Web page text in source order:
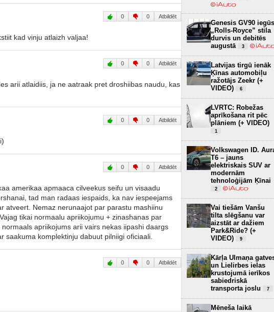
0 0 Atbildēt
kad vinju atlaizh valjaa!
0 0 Atbildēt
arii atlaidiis, ja ne aatraak pret droshiibas naudu, kas
0 0 Atbildēt
0 0 Atbildēt
amerikaa apmaaca cilveekus seifu un visaadu
tad man radaas iespaids, ka nav iespeejams
atveert. Nemaz nerunaajot par parastu mashiinu
tikai normaalu apriikojumu + zinashanas par
apriikojums arii vairs nekas iipashi daargs
saakuma komplektinju dabuut pilniigi oficiaali.
0 0 Atbildēt
Genesis GV90 iegūs
„Rolls-Royce” stila
durvis un debitēs
augustā
3
Latvijas tirgū ienāk
Ķīnas automobiļu
ražotājs Zeekr (+
VIDEO)
6
LVRTC: Robežas
aprīkošana rit pēc
plāniem (+ VIDEO)
1
Volkswagen ID.
T6 – jauns
elektriskais SUV ar
modernām
tehnoloģijām Ķīnai
2
Vai tiešām Vanšu
tilta slēgšanu var
aizstāt ar dažiem
Park&Ride? (+
VIDEO)
9
Kārļa Ulmaņa
un Lielirbes ielas
krustojumā ierīkos
sabiedriskā
transporta joslu
7
Mēneša laikā